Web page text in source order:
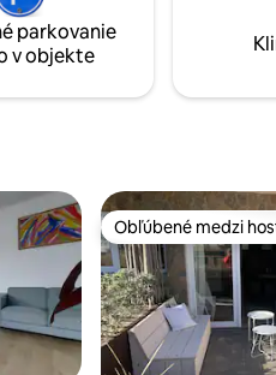
parkovanie
v objekte
Obľúbené medzi
Obľúbené medzi